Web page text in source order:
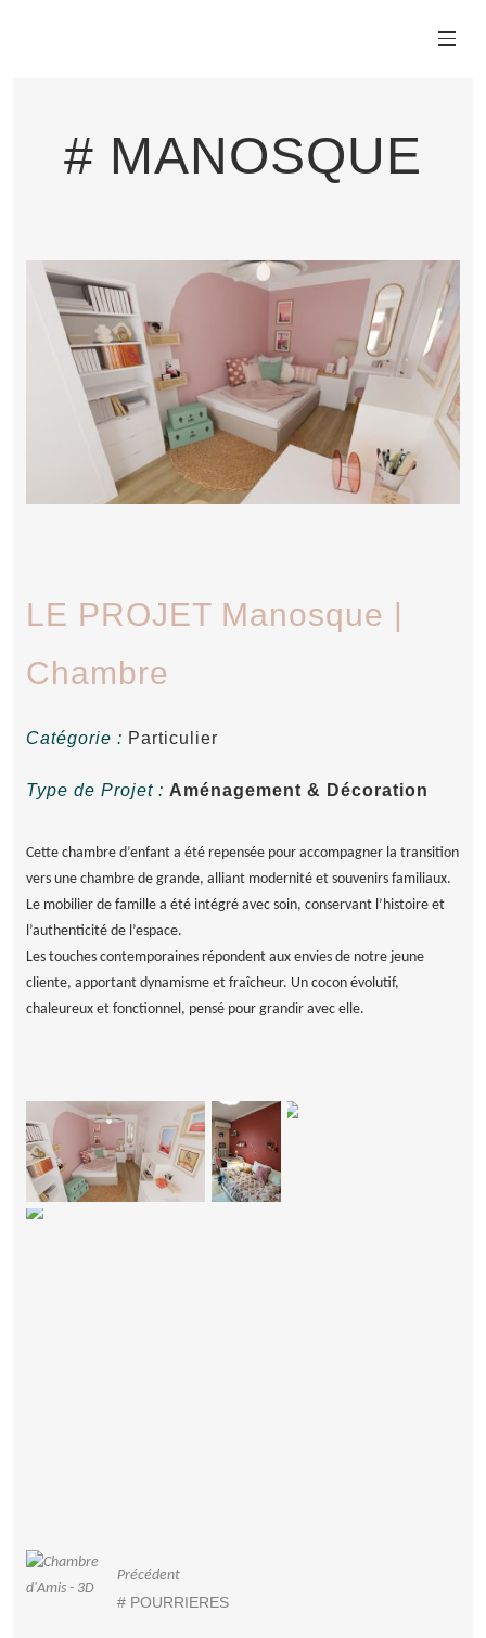
# MANOSQUE
LE PROJET Manosque |
Chambre
Catégorie : Particulier
Type de Projet : Aménagement & Décoration
Cette chambre d’enfant a été repensée pour accompagner la transition
vers une chambre de grande, alliant modernité et souvenirs familiaux.
Le mobilier de famille a été intégré avec soin, conservant l’histoire et
l’authenticité de l’espace.
Les touches contemporaines répondent aux envies de notre jeune
cliente, apportant dynamisme et fraîcheur. Un cocon évolutif,
chaleureux et fonctionnel, pensé pour grandir avec elle.
Navigation
des
Précédent
# POURRIERES